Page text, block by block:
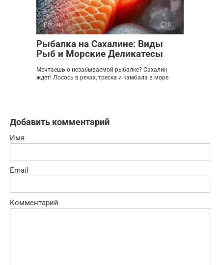
Россия 0
Рыбалка на Сахалине: Виды
Рыб и Морские Деликатесы
Мечтаешь о незабываемой рыбалке? Сахалин
ждет! Лосось в реках, треска и камбала в море
Добавить комментарий
Имя
Email
Комментарий